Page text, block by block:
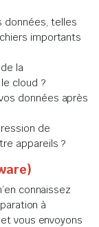
données, telles
importants
la
cloud ?
données après
de
appareils ?
connaissez
à
vous envoyons